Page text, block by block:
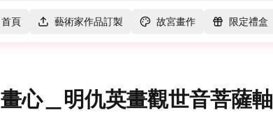
首頁 藝術家作品訂製 故宮畫作 限定禮盒
畫心＿明仇英畫觀世音菩薩軸